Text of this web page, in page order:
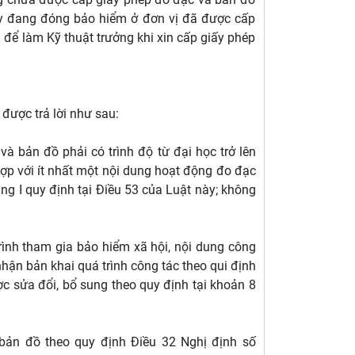
đang đóng bảo hiểm ở đơn vị đã được cấp
làm Kỹ thuật trưởng khi xin cấp giấy phép
trả lời như sau:
bản đồ phải có trình độ từ đại học trở lên
với ít nhất một nội dung hoạt động đo đạc
I quy định tại Điều 53 của Luật này; không
tham gia bảo hiểm xã hội, nội dung công
bản khai quá trình công tác theo qui định
sửa đổi, bổ sung theo quy định tại khoản 8
đồ theo quy định Điều 32 Nghị định số